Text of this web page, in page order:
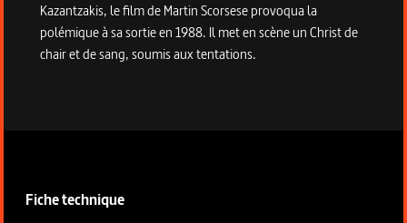
Kazantzakis, le film de Martin Scorsese provoqua la
polémique à sa sortie en 1988. Il met en scène un Christ de
chair et de sang, soumis aux tentations.
Fiche technique